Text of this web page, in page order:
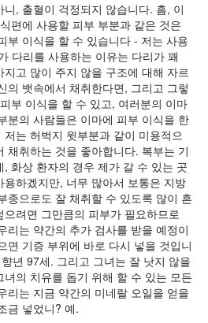
, 출혈이 걱정되지 않습니다. 흠, 이
편에 사용할 피부 부분과 같은 것은
부 이식을 할 수 있습니다 - 저는 사용
다리를 사용하는 이유는 다리가 꽤
고 많이 주지 않을 구조에 대해 자르
의 뱃속에서 채취한다면, 그리고 그렇
부 이식을 할 수 있고, 여러분의 이마
분의 사람들은 이마에 피부 이식을 한
는 허벅지 윗부분과 같이 미용적으
채취하는 것을 좋아합니다. 복부는 기
화상 환자의 경우 제가 갈 수 있는 곳
하겠지만, 너무 많아서 보통은 지방
종으로도 잘 채취할 수 있도록 많이 흔
려면 그만큼의 피부가 필요하므로
리는 약간의 추가 검사를 받을 예정이
면 기증 부위에 바로 다시 넣을 것입니
년 97세. 그리고 그녀는 잘 낫지 않을
의 치유를 돕기 위해 할 수 있는 모든
리는 지금 약간의 미네랄 오일을 얻을
금 넣었니? 예.